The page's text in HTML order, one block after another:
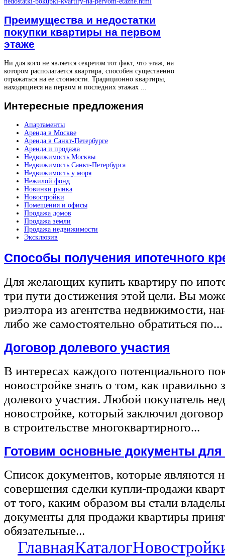
Преимущества и недостатки
покупки квартиры на первом
этаже
Ни для кого не является секретом тот факт, что этаж, на
котором располагается квартира, способен существенно
отражаться на ее стоимости. Традиционно квартиры,
находящиеся на первом и последних этажах ...
Интересные предложения
Апартаменты
Аренда в Москве
Аренда в Санкт-Петербурге
Аренда и продажа
Недвижимость Москвы
Недвижимость Санкт-Петербурга
Недвижимость у моря
Нежилой фонд
Новинки рынка
Новостройки
Помещения и офисы
Продажа домов
Продажа земли
Продажа недвижимости
Эксклюзив
Способы получения ипотечного
Для желающих купить квартиру по
три пути достижения этой цели. Вы
риэлтора из агентства недвижимости,
либо же самостоятельно обратиться по...
Договор долевого участия
В интересах каждого потенциального
новостройке знать о том, как правильно
долевого участия. Любой покупатель
новостройке, который заключил
в строительстве многоквартирного...
Готовим основные документы
Список документов, которые являются
совершения сделки купли-продажи
от того, каким образом вы стали
документы для продажи квартиры
обязательные...
ГлавнаяКаталог